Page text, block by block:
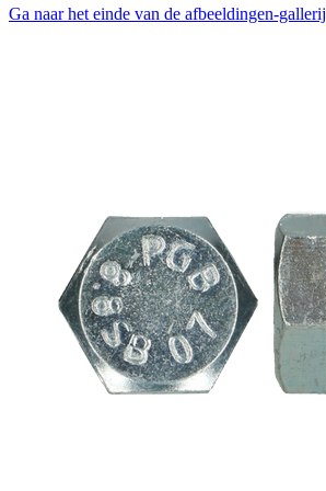
Ga naar het einde van de afbeeldingen-gallerij